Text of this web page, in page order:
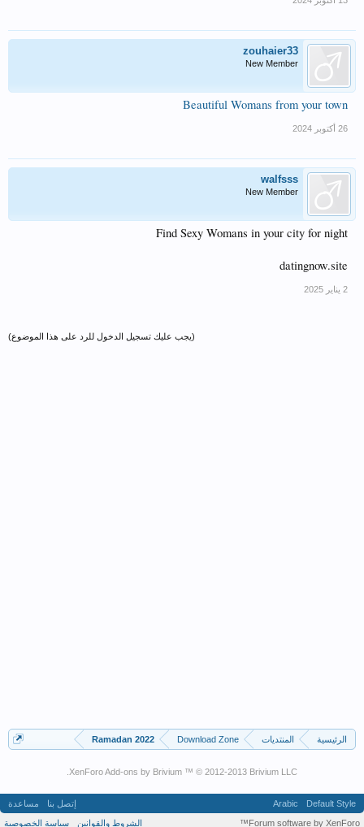
zouhaier33
New Member
Beautiful Womans from your town
walfsss
New Member
Find Sexy Womans in your city for night
datingnow.site
(يجب عليك تسجيل الدخول للرد على هذا الموضوع)
الرئيسية المنتديات Download Zone
Ramadan 2022
XenForo Add-ons by Brivium ™ © 2012-2013 Brivium LLC.
Default Style
Arabic إتصل بنا
مساعدة
الشروط والقوانين
سياسة الخصوصية Forum software by XenForo™